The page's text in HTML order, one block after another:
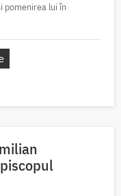
pomenirea lui în